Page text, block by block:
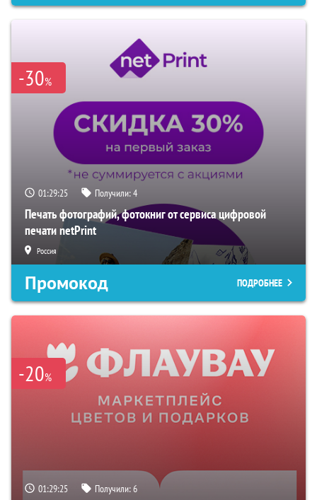
-30%
01:29:24 Получили:4
Печать фотографий, фотокниг от сервиса цифровой
печати netPrint
Россия
Промокод ПОДРОБНЕЕ
-20%
01:29:24 Получили:6